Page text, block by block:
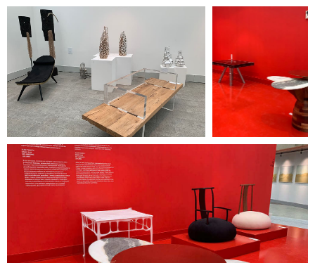
Разработка сайта